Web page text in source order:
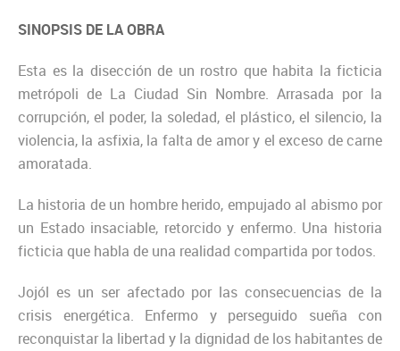
SINOPSIS DE LA OBRA
Esta es la disección de un rostro que habita la ficticia
metrópoli de La Ciudad Sin Nombre. Arrasada por la
corrupción, el poder, la soledad, el plástico, el silencio, la
violencia, la asfixia, la falta de amor y el exceso de carne
amoratada.
La historia de un hombre herido, empujado al abismo por
un Estado insaciable, retorcido y enfermo. Una historia
ficticia que habla de una realidad compartida por todos.
Jojól es un ser afectado por las consecuencias de la
crisis energética. Enfermo y perseguido sueña con
reconquistar la libertad y la dignidad de los habitantes de